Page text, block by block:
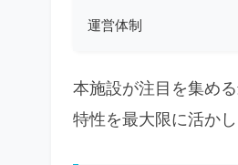
運営体制
本施設が注目を集め
特性を最大限に活か